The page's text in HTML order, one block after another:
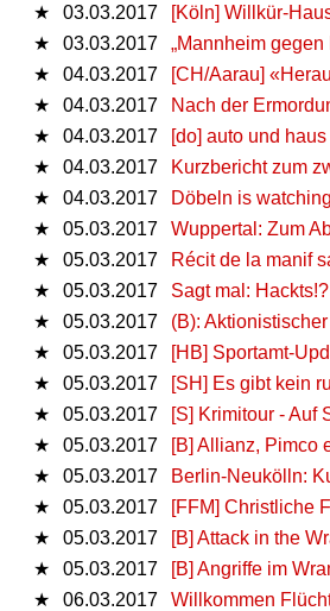
★
03.03.2017
[Köln] Willkür-
★
03.03.2017
„Mannheim
★
04.03.2017
[CH/Aarau]
★
04.03.2017
Nach der
★
04.03.2017
[do] auto und
★
04.03.2017
Kurzbericht zum
★
04.03.2017
Döbeln is
★
05.03.2017
Wuppertal: Zum
★
05.03.2017
Récit de la manif
★
05.03.2017
Sagt mal: Hackts!?
★
05.03.2017
(B):
★
05.03.2017
[HB] Sportamt-
★
05.03.2017
[SH] Es gibt kein
★
05.03.2017
[S] Krimitour - Auf
★
05.03.2017
[B] Allianz, Pimco
★
05.03.2017
Berlin-Neukölln:
★
05.03.2017
[FFM] Christliche
★
05.03.2017
[B] Attack in the
★
05.03.2017
[B] Angriffe im
★
06.03.2017
Willkommen